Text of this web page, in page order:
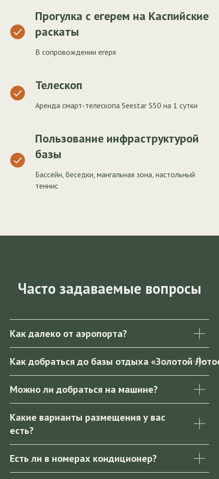
Прогулка с егерем на Каспийские
раскаты
В сопровождении егеря
Телескоп
Аренда смарт-телескопа Seestar S50 на 1 сутки
Пользование инфраструктурой
базы
Бассейн, беседки, мангальная зона, настольный
теннис
Часто задаваемые вопросы
Как далеко от аэропорта?
Как добраться до базы отдыха «Золотой
Можно ли добраться на машине?
Какие варианты размещения у вас
есть?
Есть ли в номерах кондиционер?